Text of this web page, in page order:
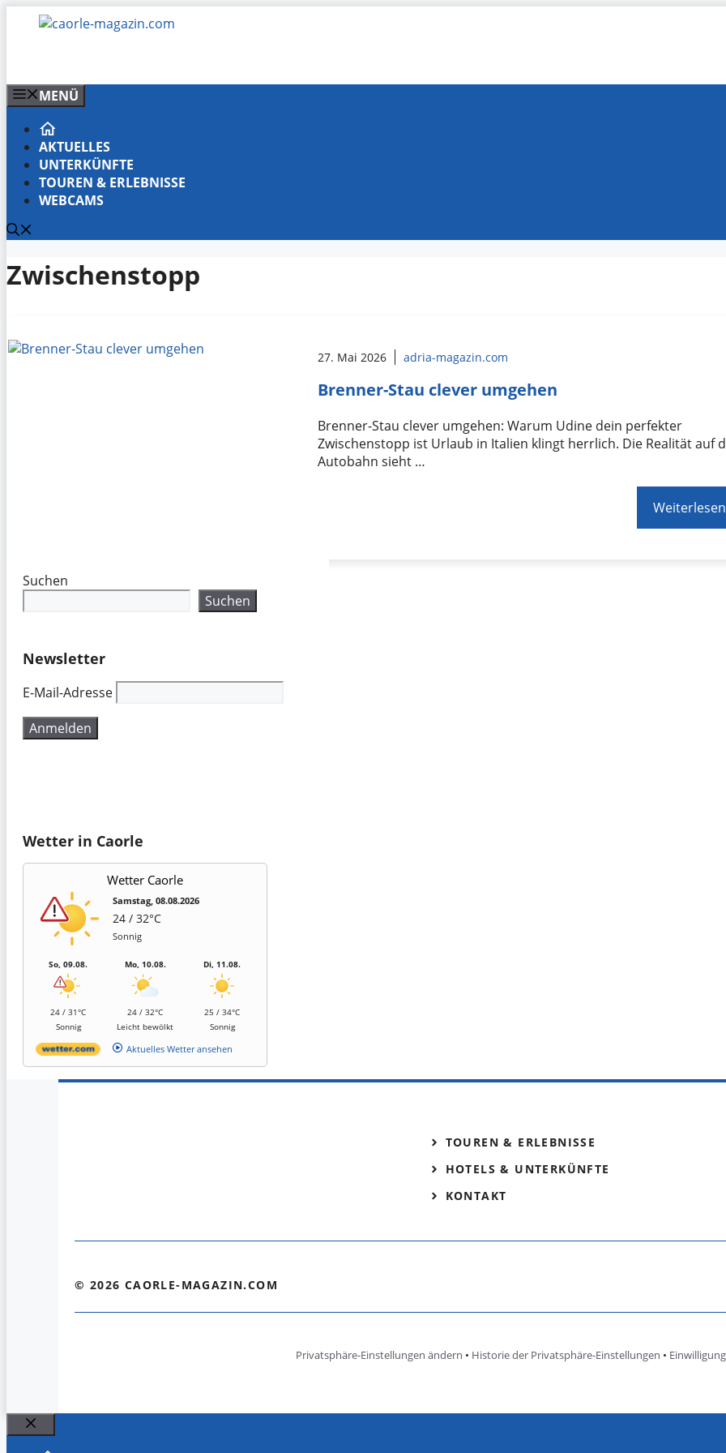
Inhalt
MENÜ
AKTUELLES
UNTERKÜNFTE
TOUREN & ERLEBNISSE
WEBCAMS
Zwischenstopp
27. Mai 2026 adria-magazin.com
Brenner-Stau clever umgehen
Brenner-Stau clever umgehen: Warum Udine dein perfekter
Zwischenstopp ist Urlaub in Italien klingt herrlich. Die Realität auf
Autobahn sieht …
Weiterlesen
Suchen
Suchen
Newsletter
E-Mail-Adresse
Wetter in Caorle
Wetter Caorle
Samstag, 08.08.2026
24 / 32°C
Sonnig
So, 09.08.
24 / 31°C
Sonnig
Mo, 10.08.
24 / 32°C
Leicht bewölkt
Di, 11.08.
25 / 34°C
Sonnig
Aktuelles Wetter ansehen
TOUREN & ERLEBNISSE
HOTELS & UNTERKÜNFTE
KONTAKT
© 2026 CAORLE-MAGAZIN.COM
Privatsphäre-Einstellungen ändern • Historie der Privatsphäre-Einstellungen •
Schließen